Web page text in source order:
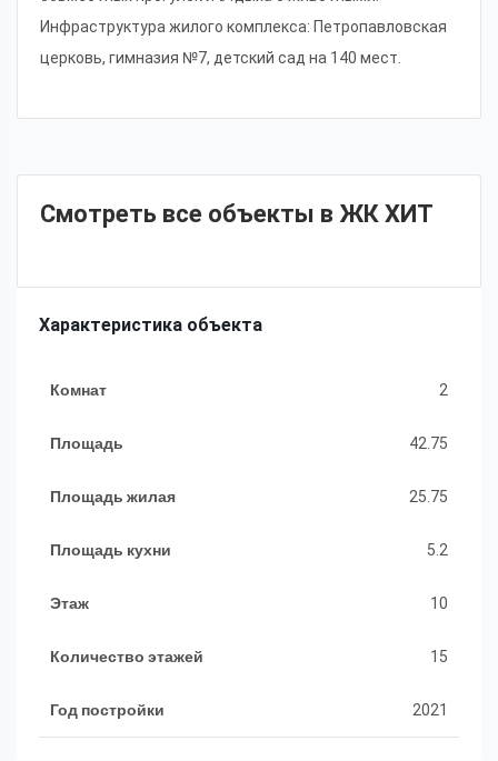
Инфраструктура жилого комплекса: Петропавловская
церковь, гимназия №7, детский сад на 140 мест.
Смотреть все объекты в ЖК ХИТ
Характеристика объекта
Комнат 2
Площадь 42.75
Площадь жилая 25.75
Площадь кухни 5.2
Этаж 10
Количество этажей 15
Год постройки 2021